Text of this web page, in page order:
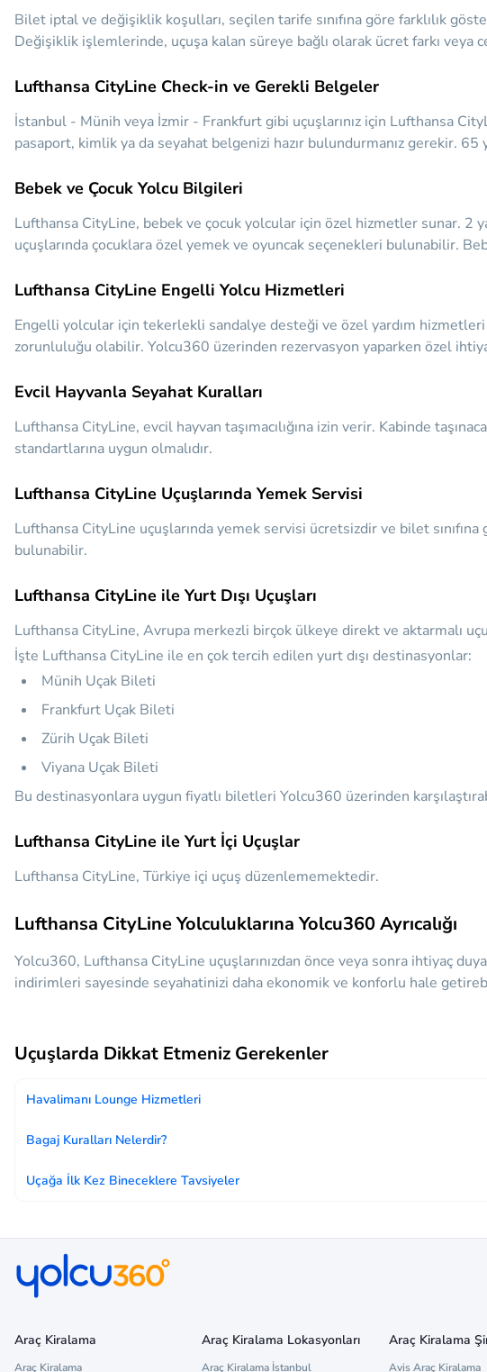
Bilet iptal ve değişiklik koşulları, seçilen tarife sınıfına göre farklılık
Değişiklik işlemlerinde, uçuşa kalan süreye bağlı olarak ücret farkı
Lufthansa CityLine Check-in ve Gerekli Belgeler
İstanbul - Münih veya İzmir - Frankfurt gibi uçuşlarınız için Lufthansa
pasaport, kimlik ya da seyahat belgenizi hazır bulundurmanız gerekir.
Bebek ve Çocuk Yolcu Bilgileri
Lufthansa CityLine, bebek ve çocuk yolcular için özel hizmetler sunar. 2
uçuşlarında çocuklara özel yemek ve oyuncak seçenekleri bulunabilir.
Lufthansa CityLine Engelli Yolcu Hizmetleri
Engelli yolcular için tekerlekli sandalye desteği ve özel yardım
zorunluluğu olabilir. Yolcu360 üzerinden rezervasyon yaparken özel
Evcil Hayvanla Seyahat Kuralları
Lufthansa CityLine, evcil hayvan taşımacılığına izin verir. Kabinde
standartlarına uygun olmalıdır.
Lufthansa CityLine Uçuşlarında Yemek Servisi
Lufthansa CityLine uçuşlarında yemek servisi ücretsizdir ve bilet
bulunabilir.
Lufthansa CityLine ile Yurt Dışı Uçuşları
Lufthansa CityLine, Avrupa merkezli birçok ülkeye direkt ve aktarmalı
İşte Lufthansa CityLine ile en çok tercih edilen yurt dışı destinasyonlar:
Münih Uçak Bileti
Frankfurt Uçak Bileti
Zürih Uçak Bileti
Viyana Uçak Bileti
Bu destinasyonlara uygun fiyatlı biletleri Yolcu360 üzerinden
Lufthansa CityLine ile Yurt İçi Uçuşlar
Lufthansa CityLine, Türkiye içi uçuş düzenlememektedir.
Lufthansa CityLine Yolculuklarına Yolcu360 Ayrıcalığı
Yolcu360, Lufthansa CityLine uçuşlarınızdan önce veya sonra ihtiyaç
indirimleri sayesinde seyahatinizi daha ekonomik ve konforlu hale
Uçuşlarda Dikkat Etmeniz Gerekenler
Havalimanı Lounge Hizmetleri
Bagaj Kuralları Nelerdir?
Uçağa İlk Kez Bineceklere Tavsiyeler
Araç Kiralama
Araç Kiralama
Araç Kiralama Lokasyonları
Araç Kiralama İstanbul
Araç Kiralama
Avis Araç Kiralama